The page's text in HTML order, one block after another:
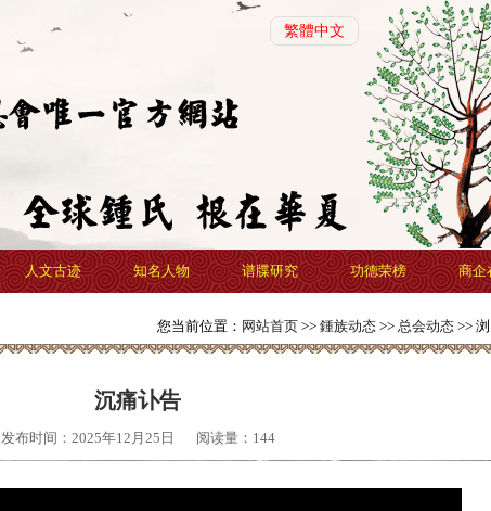
繁體中文
人文古迹 知名人物 谱牒研究 功德荣榜 商企
您当前位置： 网站首页>> 鍾族动态>> 总会动态>>
沉痛讣告
发布时间：2025年12月25日 阅读量： 144